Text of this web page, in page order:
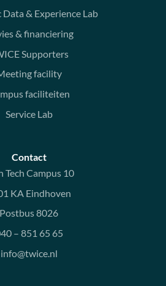
Data & Experience Lab
& financiering
Supporters
facility
faciliteiten
Service Lab
Contact
Tech Campus 10
KA Eindhoven
Postbus 8026
– 851 65 65
info@twice.nl